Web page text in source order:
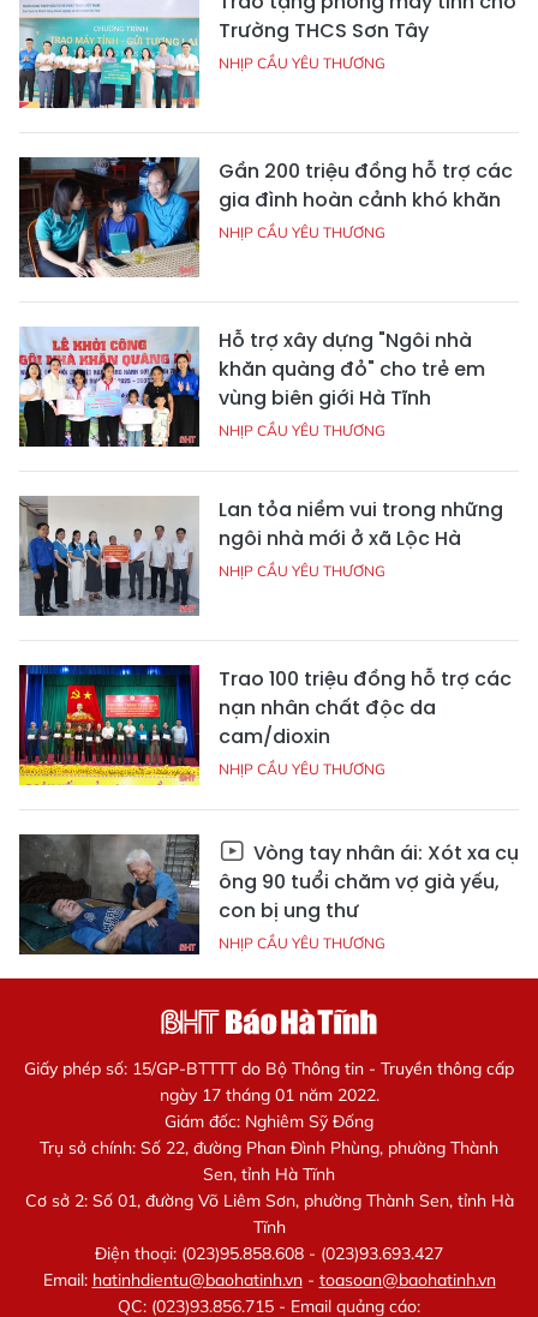
Trường THCS Sơn Tây
NHỊP CẦU YÊU THƯƠNG
Gần 200 triệu đồng hỗ trợ các
gia đình hoàn cảnh khó khăn
NHỊP CẦU YÊU THƯƠNG
Hỗ trợ xây dựng "Ngôi nhà
khăn quàng đỏ" cho trẻ em
vùng biên giới Hà Tĩnh
NHỊP CẦU YÊU THƯƠNG
Lan tỏa niềm vui trong những
ngôi nhà mới ở xã Lộc Hà
NHỊP CẦU YÊU THƯƠNG
Trao 100 triệu đồng hỗ trợ các
nạn nhân chất độc da
cam/dioxin
NHỊP CẦU YÊU THƯƠNG
Vòng tay nhân ái: Xót xa cụ
ông 90 tuổi chăm vợ già yếu,
con bị ung thư
NHỊP CẦU YÊU THƯƠNG
Giấy phép số: 15/GP-BTTTT do Bộ Thông tin - Truyền thông cấp
ngày 17 tháng 01 năm 2022.
Giám đốc: Nghiêm Sỹ Đống
Trụ sở chính: Số 22, đường Phan Đình Phùng, phường Thành
Sen, tỉnh Hà Tĩnh
Cơ sở 2: Số 01, đường Võ Liêm Sơn, phường Thành Sen, tỉnh Hà
Tĩnh
Điện thoại: (023)95.858.608 - (023)93.693.427
Email: hatinhdientu@baohatinh.vn- toasoan@baohatinh.vn
QC: (023)93.856.715 - Email quảng cáo: